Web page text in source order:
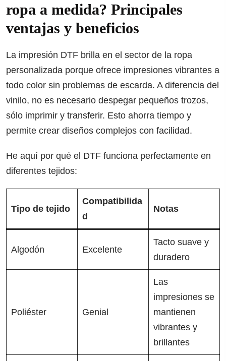
ropa a medida? Principales
ventajas y beneficios
La impresión DTF brilla en el sector de la ropa
personalizada porque ofrece impresiones vibrantes a
todo color sin problemas de escarda. A diferencia del
vinilo, no es necesario despegar pequeños trozos,
sólo imprimir y transferir. Esto ahorra tiempo y
permite crear diseños complejos con facilidad.
He aquí por qué el DTF funciona perfectamente en
diferentes tejidos:
Tipo de tejido
Compatibilida
d
Notas
Algodón Excelente
Tacto suave y
duradero
Poliéster Genial
Las
impresiones se
mantienen
vibrantes y
brillantes